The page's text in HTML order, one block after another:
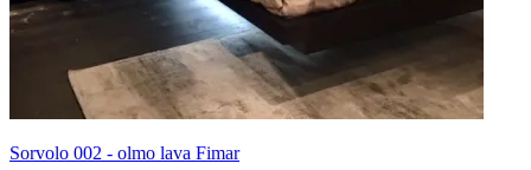
Sorvolo 002 - olmo lava Fimar